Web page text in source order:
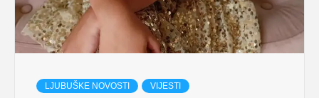
LJUBUŠKE NOVOSTI VIJESTI